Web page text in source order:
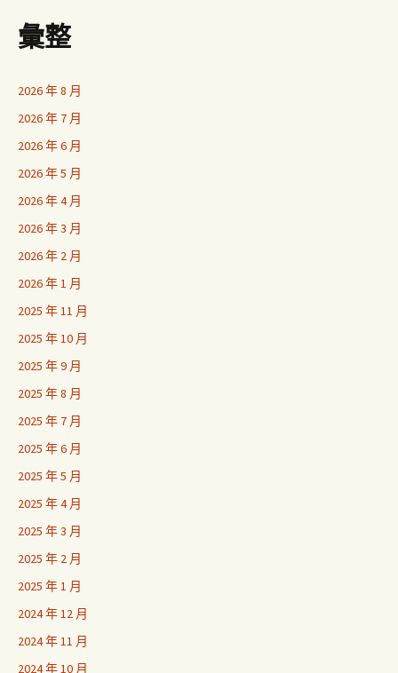
彙整
2026 年 8 月
2026 年 7 月
2026 年 6 月
2026 年 5 月
2026 年 4 月
2026 年 3 月
2026 年 2 月
2026 年 1 月
2025 年 11 月
2025 年 10 月
2025 年 9 月
2025 年 8 月
2025 年 7 月
2025 年 6 月
2025 年 5 月
2025 年 4 月
2025 年 3 月
2025 年 2 月
2025 年 1 月
2024 年 12 月
2024 年 11 月
2024 年 10 月